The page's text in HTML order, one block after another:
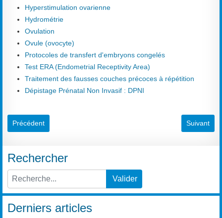
Hyperstimulation ovarienne
Hydrométrie
Ovulation
Ovule (ovocyte)
Protocoles de transfert d'embryons congelés
Test ERA (Endometrial Receptivity Area)
Traitement des fausses couches précoces à répétition
Dépistage Prénatal Non Invasif : DPNI
Article précédent : Courbe de température - Courbe
Précédent Article
Suivant
Rechercher
Type 2 or more characters for results.
Valider
Derniers articles